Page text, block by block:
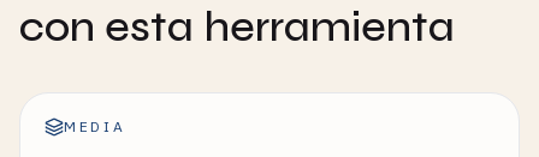
con esta herramienta
MEDIA